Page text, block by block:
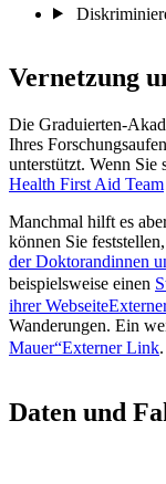
Vernetzung
Die Graduierten-
Ihres
unterstützt. Wenn Sie
Health First Aid Team
Manchmal hilft es
können Sie
der Doktorandinnen
beispielsweise einen
ihrer Webseite
Wanderungen. Ein
Mauer“Externer Link.
Daten und